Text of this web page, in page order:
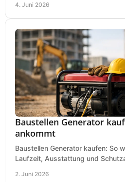
4. Juni 2026
Baustellen Generator
ankommt
Baustellen Generator kaufen: So
Laufzeit, Ausstattung und
2. Juni 2026